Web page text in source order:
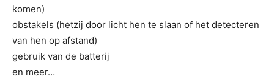
komen)
obstakels (hetzij door licht hen te slaan of het detecteren
van hen op afstand)
gebruik van de batterij
en meer…